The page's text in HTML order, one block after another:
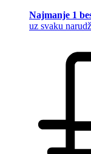
Najmanje 1
uz svaku